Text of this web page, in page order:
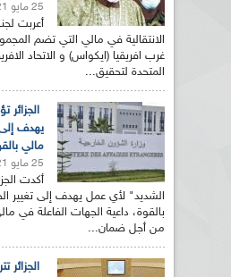
25 مايو 2021
أعربت
الانتقالية في مالي التي تضم
غرب افريقيا (ايكواس) و الاتحاد
المتحدة لتحقيق...
يهدف
مالي
25 مايو 2021
أكدت
الشديد" لأي عمل يهدف إلى تغيير
بالقوة، داعية الجهات الفاعلة في
من أجل ضمان...
الجزائر